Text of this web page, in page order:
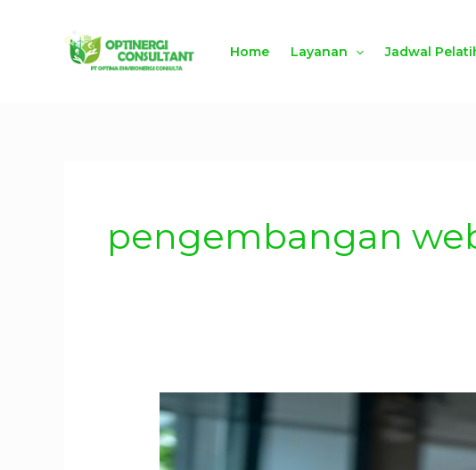
Home Layanan Jadwal
pengembangan
Sertifikasi
Web
Developer